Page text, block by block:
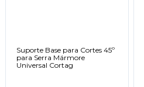
Suporte Base para Cortes 45º
para Serra Mármore
Universal Cortag